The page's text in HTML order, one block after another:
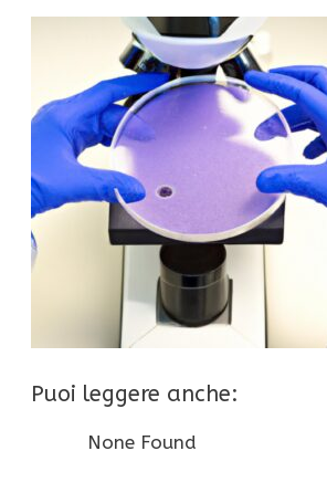
Puoi leggere anche:
None Found